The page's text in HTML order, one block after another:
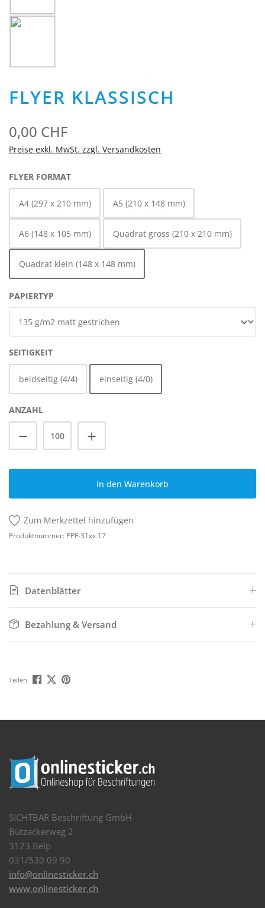
FLYER KLASSISCH
0,00 CHF
Preise exkl. MwSt. zzgl. Versandkosten
FLYER FORMATAUSWÄHLEN
A4 (297 x 210 mm) A5 (210 x 148 mm)
A6 (148 x 105 mm) Quadrat gross (210 x 210 mm)
Quadrat klein (148 x 148 mm)
PAPIERTYP
SEITIGKEITAUSWÄHLEN
beidseitig (4/4) einseitig (4/0)
ANZAHL
Produkt Anzahl: Gib den gewünschten
In den Warenkorb
Zum Merkzettel hinzufügen
Produktnummer: PPF-31xx.17
Datenblätter
Bezahlung & Versand
Teilen
SICHTBAR Beschriftung GmbH
Bützackerweg 2
3123 Belp
031/530 09 90
info@onlinesticker.ch
www.onlinesticker.ch